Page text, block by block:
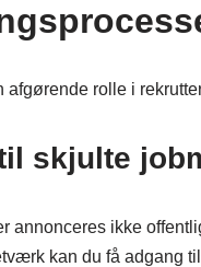
afgørende rolle i
skjulte
annonceres ikke
kan du få adgang